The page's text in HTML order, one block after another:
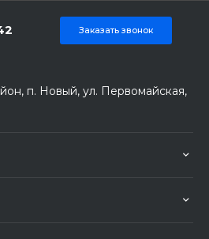
Заказать звонок
п. Новый, ул. Первомайская,